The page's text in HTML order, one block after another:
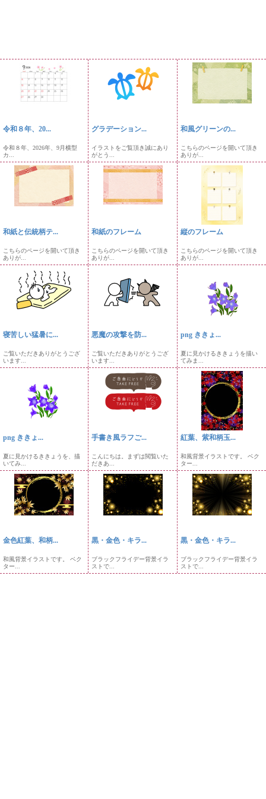
令和８年、20...
令和８年、2026年、9月横型
カ...
グラデーション...
イラストをご覧頂き誠にあり
がとう...
和風グリーンの...
こちらのページを開いて頂き
ありが...
和紙と伝統柄テ...
こちらのページを開いて頂き
ありが...
和紙のフレーム
こちらのページを開いて頂き
ありが...
縦のフレーム
こちらのページを開いて頂き
ありが...
寝苦しい猛暑に...
ご覧いただきありがとうござ
います...
悪魔の攻撃を防...
ご覧いただきありがとうござ
います...
png ききょ...
夏に見かけるききょうを描い
てみま...
png ききょ...
夏に見かけるききょうを、描
いてみ...
手書き風ラフご...
こんにちは。まずは閲覧いた
だきあ...
紅葉、紫和柄玉...
和風背景イラストです。 ベク
ター...
金色紅葉、和柄...
和風背景イラストです。 ベク
ター...
黒・金色・キラ...
ブラックフライデー背景イラ
ストで...
黒・金色・キラ...
ブラックフライデー背景イラ
ストで...